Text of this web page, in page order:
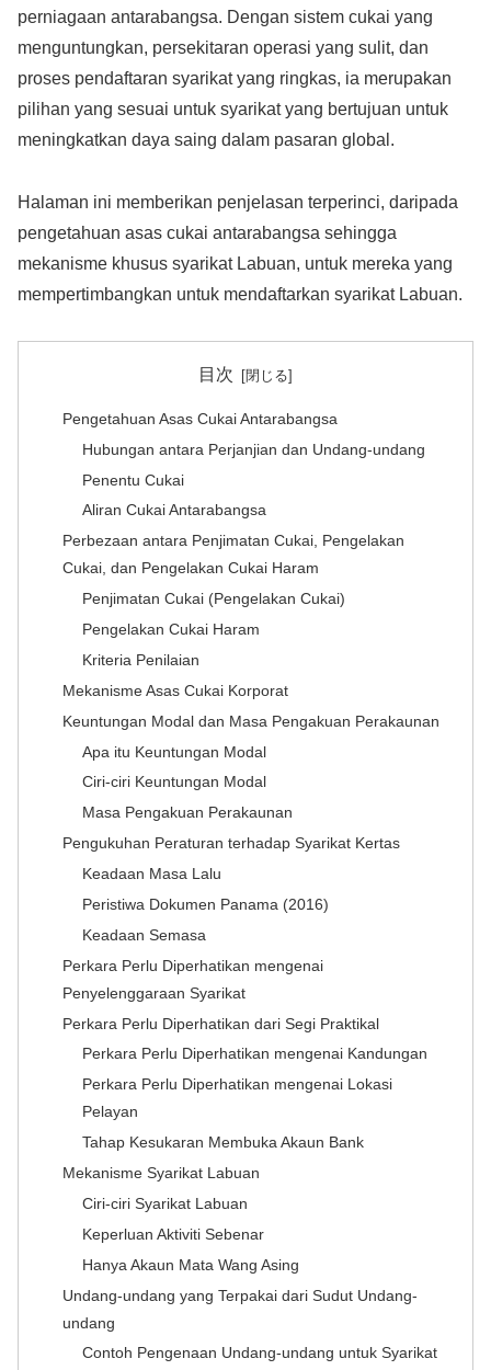
perniagaan antarabangsa. Dengan sistem cukai yang
menguntungkan, persekitaran operasi yang sulit, dan
proses pendaftaran syarikat yang ringkas, ia merupakan
pilihan yang sesuai untuk syarikat yang bertujuan untuk
meningkatkan daya saing dalam pasaran global.
Halaman ini memberikan penjelasan terperinci, daripada
pengetahuan asas cukai antarabangsa sehingga
mekanisme khusus syarikat Labuan, untuk mereka yang
mempertimbangkan untuk mendaftarkan syarikat Labuan.
目次
Pengetahuan Asas Cukai Antarabangsa
Hubungan antara Perjanjian dan Undang-undang
Penentu Cukai
Aliran Cukai Antarabangsa
Perbezaan antara Penjimatan Cukai, Pengelakan
Cukai, dan Pengelakan Cukai Haram
Penjimatan Cukai (Pengelakan Cukai)
Pengelakan Cukai Haram
Kriteria Penilaian
Mekanisme Asas Cukai Korporat
Keuntungan Modal dan Masa Pengakuan Perakaunan
Apa itu Keuntungan Modal
Ciri-ciri Keuntungan Modal
Masa Pengakuan Perakaunan
Pengukuhan Peraturan terhadap Syarikat Kertas
Keadaan Masa Lalu
Peristiwa Dokumen Panama (2016)
Keadaan Semasa
Perkara Perlu Diperhatikan mengenai
Penyelenggaraan Syarikat
Perkara Perlu Diperhatikan dari Segi Praktikal
Perkara Perlu Diperhatikan mengenai Kandungan
Perkara Perlu Diperhatikan mengenai Lokasi
Pelayan
Tahap Kesukaran Membuka Akaun Bank
Mekanisme Syarikat Labuan
Ciri-ciri Syarikat Labuan
Keperluan Aktiviti Sebenar
Hanya Akaun Mata Wang Asing
Undang-undang yang Terpakai dari Sudut Undang-
undang
Contoh Pengenaan Undang-undang untuk Syarikat